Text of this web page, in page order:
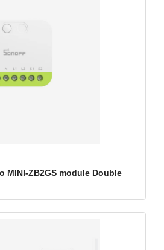
MINI-ZB2GS module Double